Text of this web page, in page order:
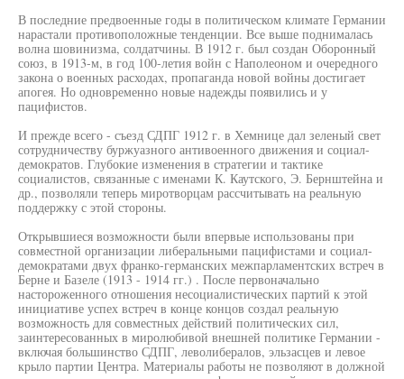
В последние предвоенные годы в политическом климате Германии
нарастали противоположные тенденции. Все выше поднималась
волна шовинизма, солдатчины. В 1912 г. был создан Оборонный
союз, в 1913-м, в год 100-летия войн с Наполеоном и очередного
закона о военных расходах, пропаганда новой войны достигает
апогея. Но одновременно новые надежды появились и у
пацифистов.
И прежде всего - съезд СДПГ 1912 г. в Хемнице дал зеленый свет
сотрудничеству буржуазного антивоенного движения и социал-
демократов. Глубокие изменения в стратегии и тактике
социалистов, связанные с именами К. Каутского, Э. Бернштейна и
др., позволяли теперь миротворцам рассчитывать на реальную
поддержку с этой стороны.
Открывшиеся возможности были впервые использованы при
совместной организации либеральными пацифистами и социал-
демократами двух франко-германских межпарламентских встреч в
Берне и Базеле (1913 - 1914 гг.) . После первоначально
настороженного отношения несоциалистических партий к этой
инициативе успех встреч в конце концов создал реальную
возможность для совместных действий политических сил,
заинтересованных в миролюбивой внешней политике Германии -
включая большинство СДПГ, леволибералов, эльзасцев и левое
крыло партии Центра. Материалы работы не позволяют в должной